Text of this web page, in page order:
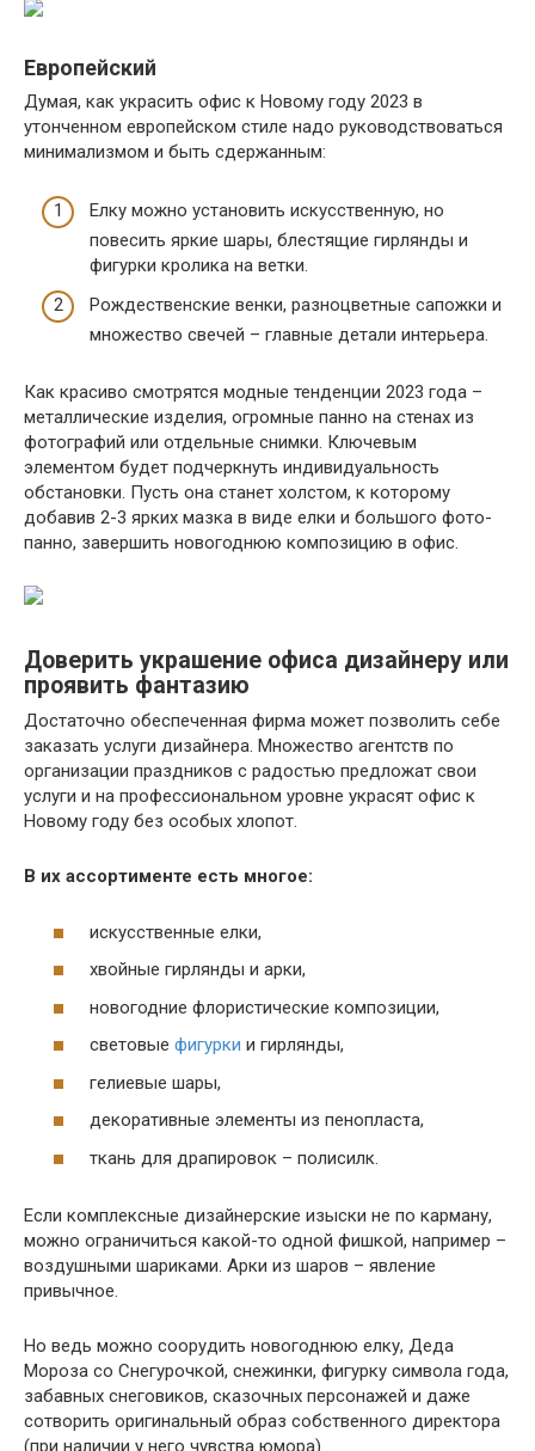
Европейский
Думая, как украсить офис к Новому году 2023 в
утонченном европейском стиле надо руководствоваться
минимализмом и быть сдержанным:
Елку можно установить искусственную, но
повесить яркие шары, блестящие гирлянды и
фигурки кролика на ветки.
Рождественские венки, разноцветные сапожки и
множество свечей – главные детали интерьера.
Как красиво смотрятся модные тенденции 2023 года –
металлические изделия, огромные панно на стенах из
фотографий или отдельные снимки. Ключевым
элементом будет подчеркнуть индивидуальность
обстановки. Пусть она станет холстом, к которому
добавив 2-3 ярких мазка в виде елки и большого фото-
панно, завершить новогоднюю композицию в офис.
Доверить украшение офиса дизайнеру или
проявить фантазию
Достаточно обеспеченная фирма может позволить себе
заказать услуги дизайнера. Множество агентств по
организации праздников с радостью предложат свои
услуги и на профессиональном уровне украсят офис к
Новому году без особых хлопот.
В их ассортименте есть многое:
искусственные елки,
хвойные гирлянды и арки,
новогодние флористические композиции,
световые фигурки и гирлянды,
гелиевые шары,
декоративные элементы из пенопласта,
ткань для драпировок – полисилк.
Если комплексные дизайнерские изыски не по карману,
можно ограничиться какой-то одной фишкой, например –
воздушными шариками. Арки из шаров – явление
привычное.
Но ведь можно соорудить новогоднюю елку, Деда
Мороза со Снегурочкой, снежинки, фигурку символа года,
забавных снеговиков, сказочных персонажей и даже
сотворить оригинальный образ собственного директора
(при наличии у него чувства юмора).